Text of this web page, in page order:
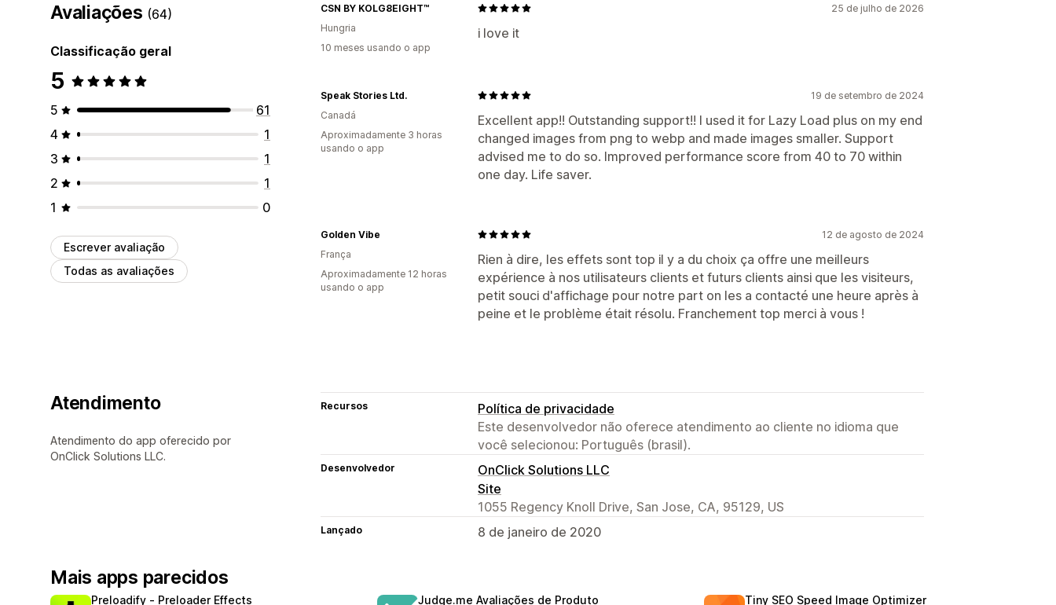
Avaliações (64)
Classificação geral
5
5
61
4
1
3
1
2
1
1
0
Escrever avaliação
Todas as avaliações
25 de julho de 2026
i love it
CSN BY KOLG8EIGHT™
Hungria
10 meses usando o app
19 de setembro de 2024
Excellent app!! Outstanding support!! I used it for Lazy Load plus on my end
changed images from png to webp and made images smaller. Support
advised me to do so. Improved performance score from 40 to 70 within
one day. Life saver.
Speak Stories Ltd.
Canadá
Aproximadamente 3 horas
usando o app
12 de agosto de 2024
Rien à dire, les effets sont top il y a du choix ça offre une meilleurs
expérience à nos utilisateurs clients et futurs clients ainsi que les visiteurs,
petit souci d'affichage pour notre part on les a contacté une heure après à
peine et le problème était résolu. Franchement top merci à vous !
Golden Vibe
França
Aproximadamente 12 horas
usando o app
Atendimento
Atendimento do app oferecido por
OnClick Solutions LLC.
Recursos
Política de privacidade
Este desenvolvedor não oferece atendimento ao cliente no idioma que
você selecionou: Português (brasil).
Desenvolvedor
OnClick Solutions LLC
Site
1055 Regency Knoll Drive, San Jose, CA, 95129, US
Lançado 8 de janeiro de 2020
Mais apps parecidos
Preloadify ‑ Preloader Effects Judge.me Avaliações de Produto Tiny SEO Speed Image Optimizer